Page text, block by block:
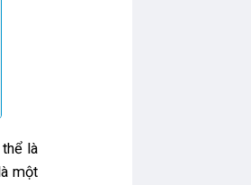
là
một